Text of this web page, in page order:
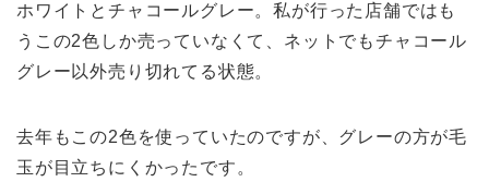
ホワイトとチャコールグレー。私が行った店舗ではも
うこの2色しか売っていなくて、ネットでもチャコール
グレー以外売り切れてる状態。
去年もこの2色を使っていたのですが、グレーの方が毛
玉が目立ちにくかったです。